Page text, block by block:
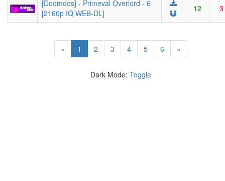
[Doomdos] - Primeval Overlord - 6
[2160p IQ WEB-DL]
12 3
« 1 (current)
2 3 4 5 6 »
Dark Mode: Toggle